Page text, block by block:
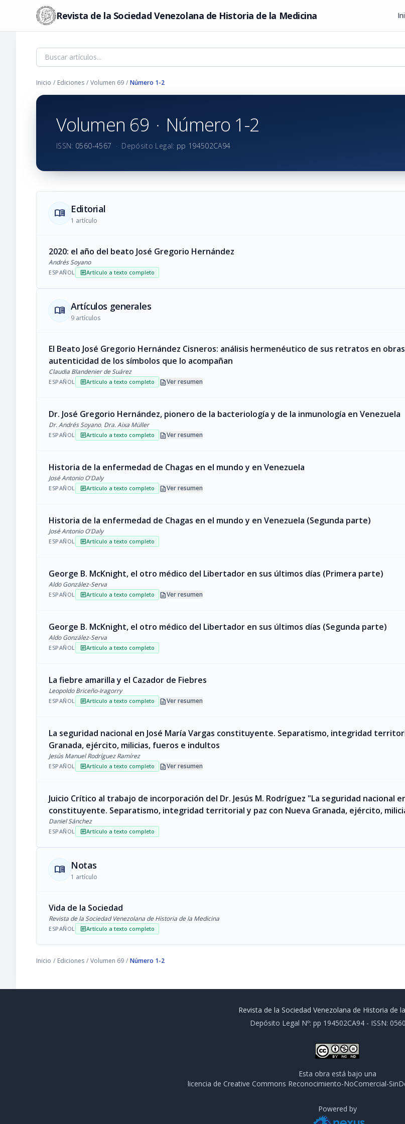
Revista de la Sociedad Venezolana de Historia de la Medicina
Inicio / Ediciones / Volumen 69 / Número 1-2
Volumen 69 · Número 1-2
ISSN: 0560-4567 · Depósito Legal: pp 194502CA94
menu_book Editorial
1 artículo
2020: el año del beato José Gregorio Hernández
Andrés Soyano
ESPAÑOL articleArtículo a texto completo
menu_book Artículos generales
9 artículos
El Beato José Gregorio Hernández Cisneros: análisis hermenéutico de sus retratos en
autenticidad de los símbolos que lo acompañan
Claudia Blandenier de Suárez
ESPAÑOL articleArtículo a texto completo descriptionVer resumen
Dr. José Gregorio Hernández, pionero de la bacteriología y de la inmunología en Venezuela
Dr. Andrés Soyano, Dra. Aixa Müller
ESPAÑOL articleArtículo a texto completo descriptionVer resumen
Historia de la enfermedad de Chagas en el mundo y en Venezuela
José Antonio O'Daly
ESPAÑOL articleArtículo a texto completo descriptionVer resumen
Historia de la enfermedad de Chagas en el mundo y en Venezuela (Segunda parte)
José Antonio O'Daly
ESPAÑOL articleArtículo a texto completo
George B. McKnight, el otro médico del Libertador en sus últimos días (Primera parte)
Aldo González-Serva
ESPAÑOL articleArtículo a texto completo descriptionVer resumen
George B. McKnight, el otro médico del Libertador en sus últimos días (Segunda parte)
Aldo González-Serva
ESPAÑOL articleArtículo a texto completo
La fiebre amarilla y el Cazador de Fiebres
Leopoldo Briceño-Iragorry
ESPAÑOL articleArtículo a texto completo descriptionVer resumen
La seguridad nacional en José María Vargas constituyente. Separatismo, integridad
Granada, ejército, milicias, fueros e indultos
Jesús Manuel Rodríguez Ramírez
ESPAÑOL articleArtículo a texto completo descriptionVer resumen
Juicio Crítico al trabajo de incorporación del Dr. Jesús M. Rodríguez "La seguridad nacional
constituyente. Separatismo, integridad territorial y paz con Nueva Granada, ejército,
Daniel Sánchez
ESPAÑOL articleArtículo a texto completo
menu_book Notas
1 artículo
Vida de la Sociedad
Revista de la Sociedad Venezolana de Historia de la Medicina
ESPAÑOL articleArtículo a texto completo
Inicio / Ediciones / Volumen 69 / Número 1-2
Revista de la Sociedad Venezolana de Historia de
Depósito Legal Nº: pp 194502CA94 - ISSN:
Esta obra está bajo una
licencia de Creative Commons Reconocimiento-NoComercial-
Powered by